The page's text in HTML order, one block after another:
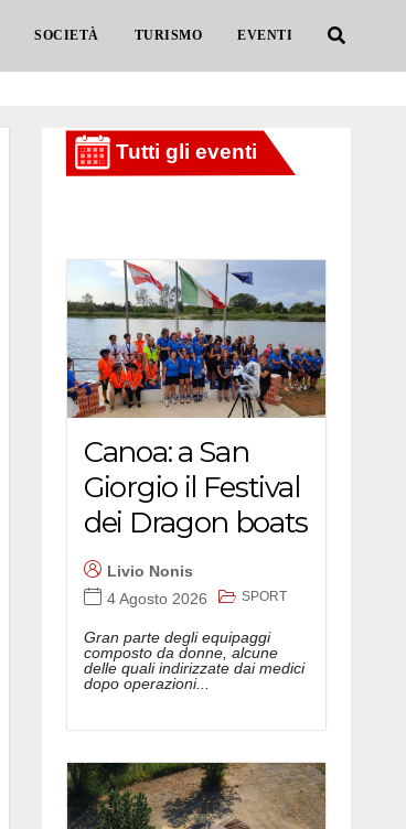
SOCIETÀ TURISMO EVENTI
Canoa: a San
Giorgio il Festival
dei Dragon boats
Livio Nonis
4 Agosto 2026
SPORT
Gran parte degli equipaggi
composto da donne, alcune
delle quali indirizzate dai medici
dopo operazioni...